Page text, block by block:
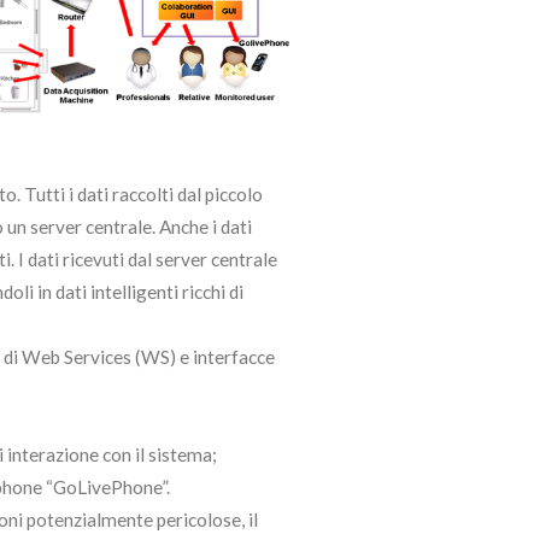
Tutti i dati raccolti dal piccolo
server centrale. Anche i dati
I dati ricevuti dal server centrale
in dati intelligenti ricchi di
Web Services (WS) e interfacce
con il sistema;
“GoLivePhone”.
potenzialmente pericolose, il